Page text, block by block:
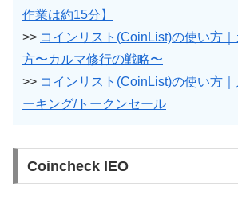
作業は約15分】
>> コインリスト(CoinList)の使い方
方〜カルマ修行の戦略〜
>> コインリスト(CoinList)の使い方
ーキング/トークンセール
Coincheck IEO